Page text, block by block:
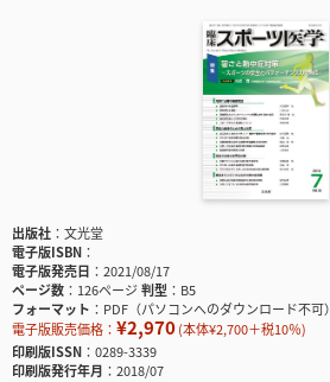
出版社
文光堂
電子版ISBN
電子版発売日
2021/08/17
ページ数
126ページ判型
B5
フォーマット
PDF（パソコンへのダウンロード不可）
電子版販売価格： ¥2,970(本体¥2,700＋税10％)
印刷版ISSN
0289-3339
印刷版発行年月
2018/07